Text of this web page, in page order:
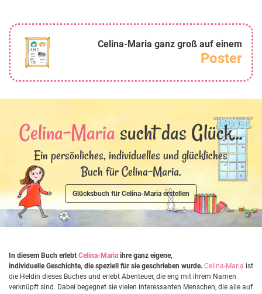
Celina-Maria ganz groß auf einem
Poster
Celina-Maria sucht das Glück...
Ein persönliches, individuelles und glückliches
Buch für Celina-Maria.
Glücksbuch für Celina-Maria erstellen
In diesem Buch erlebt Celina-Maria ihre ganz eigene,
individuelle Geschichte, die speziell für sie geschrieben wurde. Celina-Maria ist
die Heldin dieses Buches und erlebt Abenteuer, die eng mit ihrem Namen
verknüpft sind. Dabei begegnet sie vielen interessanten Menschen, die alle auf